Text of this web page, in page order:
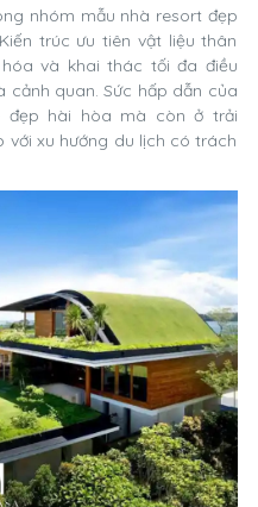
nhóm mẫu nhà resort đẹp
trúc ưu tiên vật liệu thân
và khai thác tối đa điều
cảnh quan. Sức hấp dẫn của
đẹp hài hòa mà còn ở trải
với xu hướng du lịch có trách